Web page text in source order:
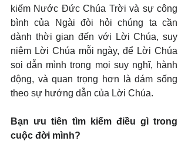
kiếm Nước Đức Chúa Trời và sự công
bình của Ngài đòi hỏi chúng ta cần
dành thời gian đến với Lời Chúa, suy
niệm Lời Chúa mỗi ngày, để Lời Chúa
soi dẫn mình trong mọi suy nghĩ, hành
động, và quan trọng hơn là dám sống
theo sự hướng dẫn của Lời Chúa.
Bạn ưu tiên tìm kiếm điều gì trong
cuộc đời mình?